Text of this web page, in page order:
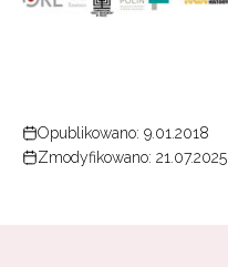
Opublikowano: 9.01.2018
Zmodyfikowano: 21.07.2025